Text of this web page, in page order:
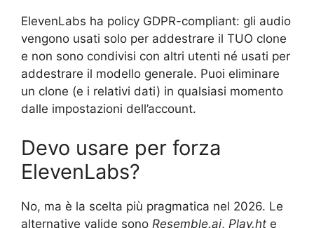
ElevenLabs ha policy GDPR-compliant: gli audio
vengono usati solo per addestrare il TUO clone
e non sono condivisi con altri utenti né usati per
addestrare il modello generale. Puoi eliminare
un clone (e i relativi dati) in qualsiasi momento
dalle impostazioni dell’account.
Devo usare per forza
ElevenLabs?
No, ma è la scelta più pragmatica nel 2026. Le
alternative valide sono Resemble.ai, Play.ht e